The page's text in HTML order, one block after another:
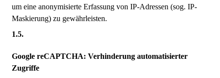
um eine anonymisierte Erfassung von IP-Adressen (sog. IP-
Maskierung) zu gewährleisten.
Google reCAPTCHA: Verhinderung automatisierter
Zugriffe